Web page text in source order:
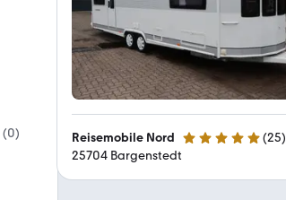
(0)
Reisemobile Nord 5 Sterne (25)
25704 Bargenstedt